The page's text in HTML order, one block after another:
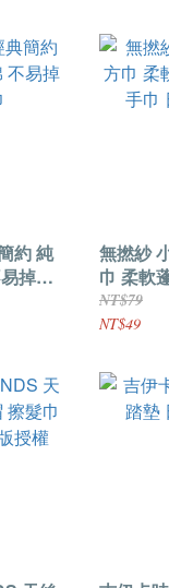
約 純
掉毛
無撚紗
巾 柔軟
巾 日系
NT$79
NT$49